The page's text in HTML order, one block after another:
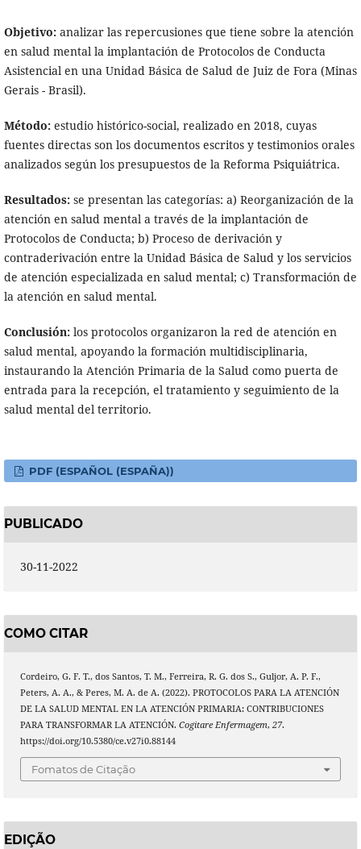
Objetivo:analizar las repercusiones que tiene sobre la atención
en salud mental la implantación de Protocolos de Conducta
Asistencial en una Unidad Básica de Salud de Juiz de Fora (Minas
Gerais - Brasil).
Método:estudio histórico-social, realizado en 2018, cuyas
fuentes directas son los documentos escritos y testimonios orales
analizados según los presupuestos de la Reforma Psiquiátrica.
Resultados:se presentan las categorías: a) Reorganización de la
atención en salud mental a través de la implantación de
Protocolos de Conducta; b) Proceso de derivación y
contraderivación entre la Unidad Básica de Salud y los servicios
de atención especializada en salud mental; c) Transformación de
la atención en salud mental.
Conclusión:los protocolos organizaron la red de atención en
salud mental, apoyando la formación multidisciplinaria,
instaurando la Atención Primaria de la Salud como puerta de
entrada para la recepción, el tratamiento y seguimiento de la
salud mental del territorio.
PDF (ESPAÑOL (ESPAÑA))
PUBLICADO
30-11-2022
COMO CITAR
Cordeiro, G. F. T., dos Santos, T. M., Ferreira, R. G. dos S., Guljor, A. P. F.,
Peters, A. A., & Peres, M. A. de A. (2022). PROTOCOLOS PARA LA ATENCIÓN
DE LA SALUD MENTAL EN LA ATENCIÓN PRIMARIA: CONTRIBUCIONES
PARA TRANSFORMAR LA ATENCIÓN. Cogitare Enfermagem, 27.
https://doi.org/10.5380/ce.v27i0.88144
Fomatos de Citação
EDIÇÃO